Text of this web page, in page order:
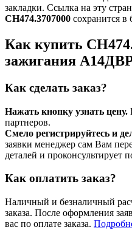
закладки. Ссылка на эту
СН474.3707000 сохранится в
Как купить
зажигания
Как сделать заказ?
Нажать кнопку узнать цену.
партнеров.
Смело регистрируйтесь и
заявки менеджер сам Вам
деталей и проконсультирует
Как оплатить заказ?
Наличный и безналичный
заказа. После оформления
вас по оплате заказа.